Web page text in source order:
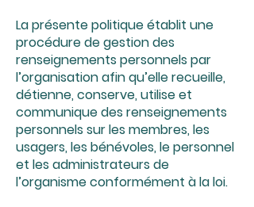
La présente politique établit une
procédure de gestion des
renseignements personnels par
l’organisation afin qu’elle recueille,
détienne, conserve, utilise et
communique des renseignements
personnels sur les membres, les
usagers, les bénévoles, le personnel
et les administrateurs de
l’organisme conformément à la loi.